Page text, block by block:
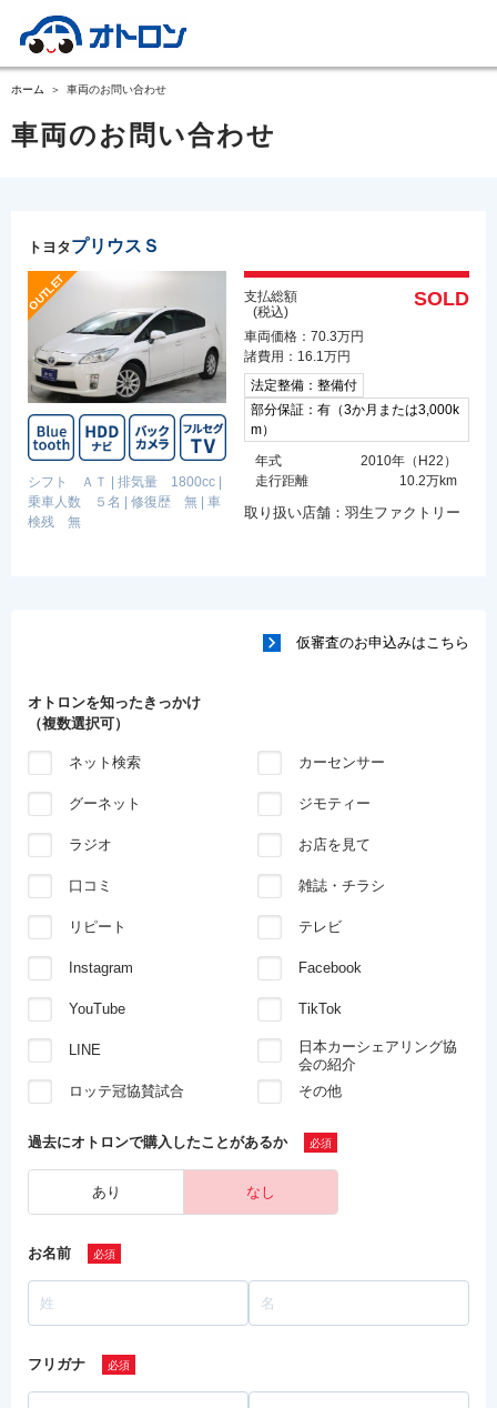
ホーム 車両のお問い合わせ
車両のお問い合わせ
トヨタプリウスＳ
シフト ＡＴ 排気量 1800cc
乗車人数 ５名
修復歴 無
車
検残 無
支払総額
(税込)
SOLD
車両価格：70.3万円
諸費用：16.1万円
法定整備：整備付
部分保証：有（3か月または3,000k
m）
年式
2010年（H22）
走行距離
10.2万km
取り扱い店舗：羽生ファクトリー
仮審査のお申込みはこちら
オトロンを知ったきっかけ
（複数選択可）
ネット検索 カーセンサー
グーネット ジモティー
ラジオ お店を見て
口コミ 雑誌・チラシ
リピート テレビ
Instagram Facebook
YouTube TikTok
LINE
日本カーシェアリング協
会の紹介
ロッテ冠協賛試合
その他
過去にオトロンで購入したことがあるか
あり なし
お名前
フリガナ